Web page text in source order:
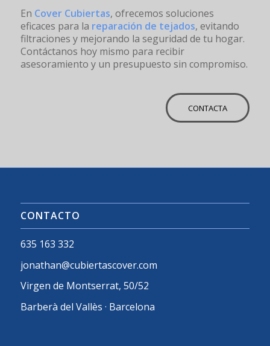
En Cover Cubiertas, ofrecemos soluciones
eficaces para la reparación de tejados, evitando
filtraciones y mejorando la seguridad de tu hogar.
Contáctanos hoy mismo para recibir
asesoramiento y un presupuesto sin compromiso.
CONTACTA
CONTACTO
635 163 332
jonathan@cubiertascover.com
Virgen de Montserrat, 50/52
Barberà del Vallès · Barcelona